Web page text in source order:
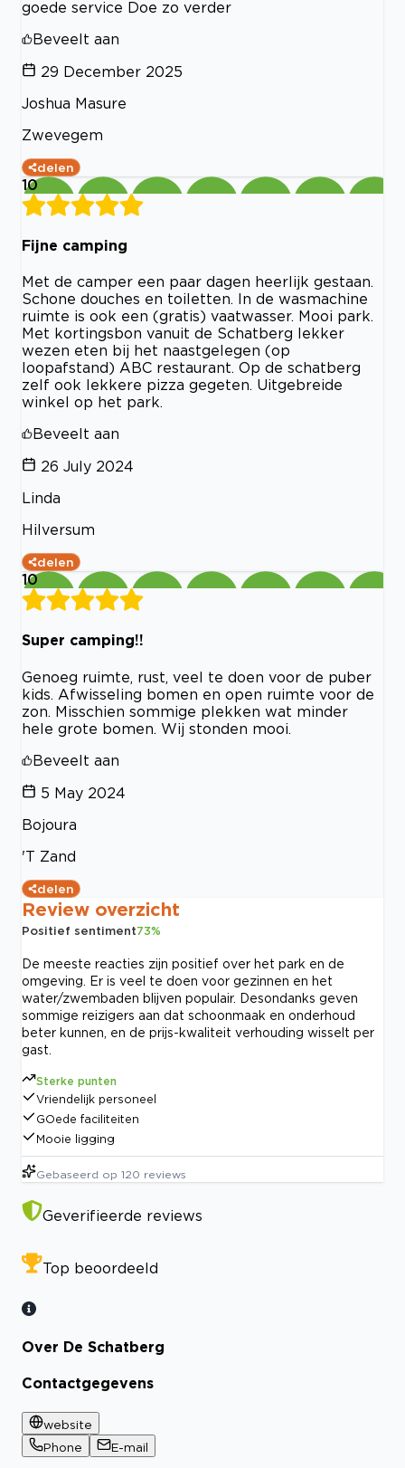
goede service Doe zo verder
Beveelt aan
29 December 2025
Joshua Masure
Zwevegem
delen
10
Fijne camping
Met de camper een paar dagen heerlijk gestaan.
Schone douches en toiletten. In de wasmachine
ruimte is ook een (gratis) vaatwasser. Mooi park.
Met kortingsbon vanuit de Schatberg lekker
wezen eten bij het naastgelegen (op
loopafstand) ABC restaurant. Op de schatberg
zelf ook lekkere pizza gegeten. Uitgebreide
winkel op het park.
Beveelt aan
26 July 2024
Linda
Hilversum
delen
10
Super camping!!
Genoeg ruimte, rust, veel te doen voor de puber
kids. Afwisseling bomen en open ruimte voor de
zon. Misschien sommige plekken wat minder
hele grote bomen. Wij stonden mooi.
Beveelt aan
5 May 2024
Bojoura
'T Zand
delen
Review overzicht
Positief sentiment73%
De meeste reacties zijn positief over het park en de
omgeving. Er is veel te doen voor gezinnen en het
water/zwembaden blijven populair. Desondanks geven
sommige reizigers aan dat schoonmaak en onderhoud
beter kunnen, en de prijs-kwaliteit verhouding wisselt per
gast.
Sterke punten
Vriendelijk personeel
GOede faciliteiten
Mooie ligging
Gebaseerd op 120 reviews
Geverifieerde reviews
Top beoordeeld
Over De Schatberg
Contactgegevens
website
Phone
E-mail